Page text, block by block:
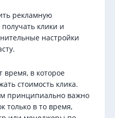
рекламную
клики и
настройки
время, в которое
стоимость клика.
принципиально важно
только в то время,